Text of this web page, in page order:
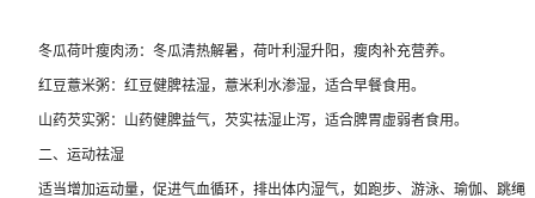
冬瓜荷叶瘦肉汤：冬瓜清热解暑，荷叶利湿升阳，瘦肉补充营养。
红豆薏米粥：红豆健脾祛湿，薏米利水渗湿，适合早餐食用。
山药芡实粥：山药健脾益气，芡实祛湿止泻，适合脾胃虚弱者食用。
二、运动祛湿
适当增加运动量，促进气血循环，排出体内湿气，如跑步、游泳、瑜伽、跳绳